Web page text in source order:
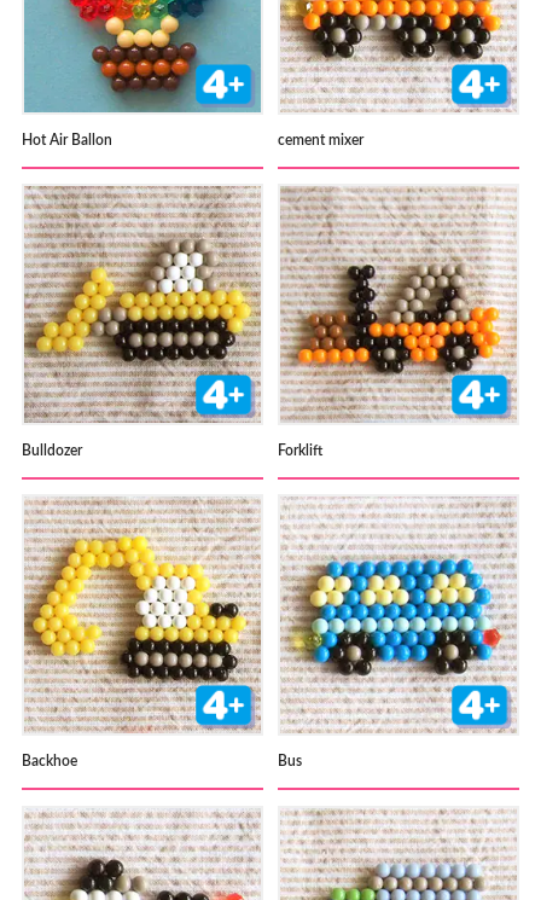
Hot Air Ballon cement mixer
Bulldozer Forklift
Backhoe Bus